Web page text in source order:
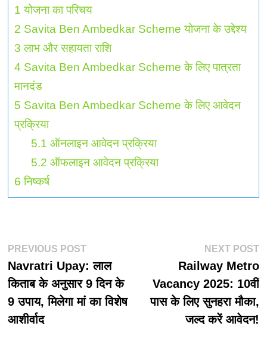
1 योजना का परिचय
2 Savita Ben Ambedkar Scheme योजना के उद्देश्य
3 लाभ और सहायता राशि
4 Savita Ben Ambedkar Scheme के लिए पात्रता
मानदंड
5 Savita Ben Ambedkar Scheme के लिए आवेदन
प्रक्रिया
5.1 ऑनलाइन आवेदन प्रक्रिया
5.2 ऑफलाइन आवेदन प्रक्रिया
6 निष्कर्ष
पोस्ट
नेविगेशन
PREVIOUS POSTPrevious
post:
Navratri Upay: लाल
किताब के अनुसार 9 दिन के
9 उपाय, मिलेगा मां का विशेष
आशीर्वाद
NEXT POST
Railway Metro
Vacancy 2025: 10वीं
पास के लिए सुनहरा मौका,
जल्द करें आवेदन!